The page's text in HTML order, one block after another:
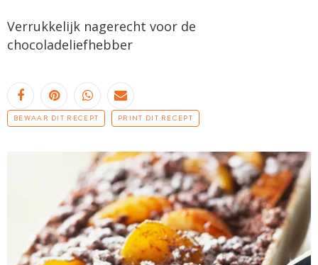
Verrukkelijk nagerecht voor de
chocoladeliefhebber
BEWAAR DIT RECEPT PRINT DIT RECEPT